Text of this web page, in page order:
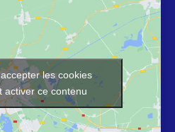
les cookies
activer ce contenu